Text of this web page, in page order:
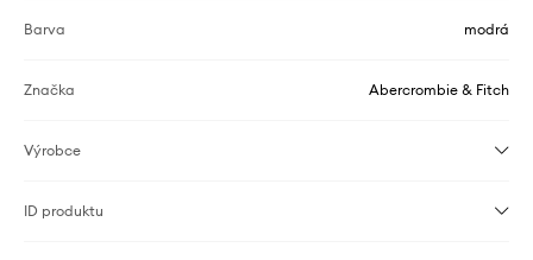
Barva modrá
Značka Abercrombie & Fitch
Výrobce
ID produktu